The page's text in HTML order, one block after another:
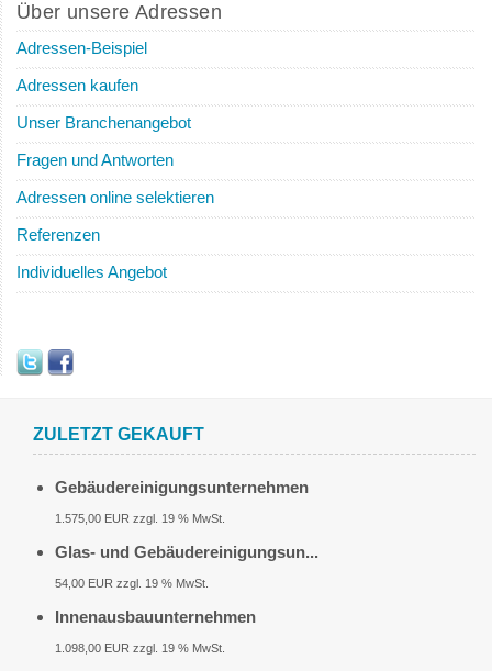
Über unsere Adressen
Adressen-Beispiel
Adressen kaufen
Unser Branchenangebot
Fragen und Antworten
Adressen online selektieren
Referenzen
Individuelles Angebot
ZULETZT GEKAUFT
Gebäudereinigungsunternehmen
1.575,00 EUR zzgl. 19 % MwSt.
Glas- und Gebäudereinigungsun...
54,00 EUR zzgl. 19 % MwSt.
Innenausbauunternehmen
1.098,00 EUR zzgl. 19 % MwSt.